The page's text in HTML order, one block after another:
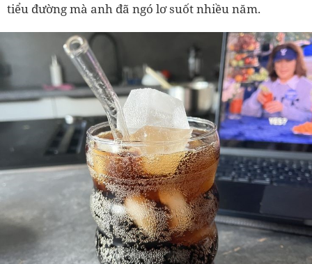
tiểu đường mà anh đã ngó lơ suốt nhiều năm.